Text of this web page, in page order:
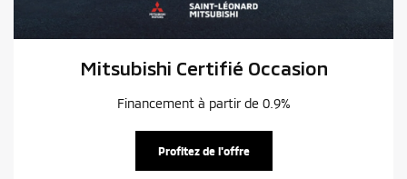
Mitsubishi Certifié Occasion
Financement à partir de 0.9%
Profitez de l'offre